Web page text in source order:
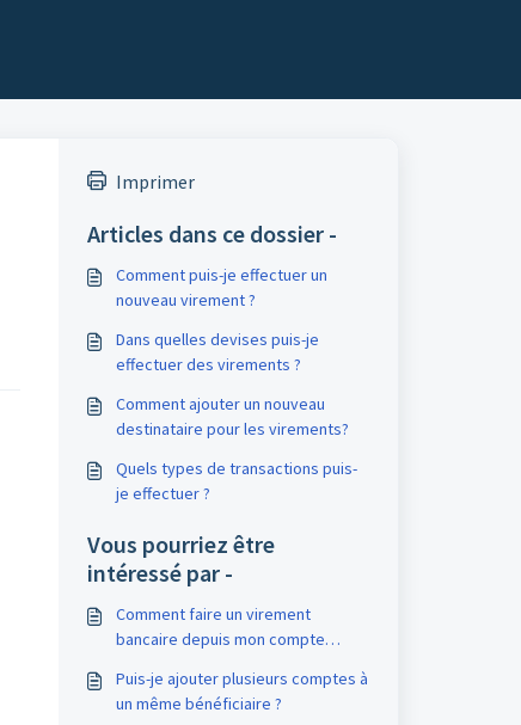
Imprimer
Articles dans ce dossier -
Comment puis-je effectuer un
nouveau virement ?
Dans quelles devises puis-je
effectuer des virements ?
Comment ajouter un nouveau
destinataire pour les virements?
Quels types de transactions puis-
je effectuer ?
Vous pourriez être
intéressé par -
Comment faire un virement
bancaire depuis mon compte
Puis-je ajouter plusieurs comptes à
un même bénéficiaire ?